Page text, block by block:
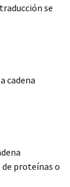
se
cadena
proteínas o